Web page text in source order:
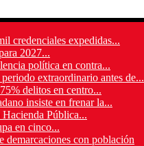
credenciales expedidas...
2027...
política en contra...
extraordinario antes de...
delitos en centro...
insiste en frenar la...
Pública...
en cinco...
demarcaciones con población